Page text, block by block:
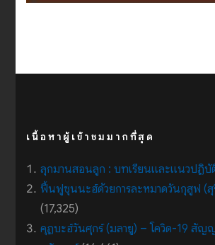
เนื้อหาผู้เข้าชมมากที่สุด
ลุกมานสอนลูก : บทเรียนและแนวปฏิบั
ฟื้นฟูซุนนะฮ์ด้วยการละหมาดวันกุสูฟ (สุ
(17,325)
คุฏบะฮ์วันศุกร์ (มลายู) – โควิด-19 สัญ